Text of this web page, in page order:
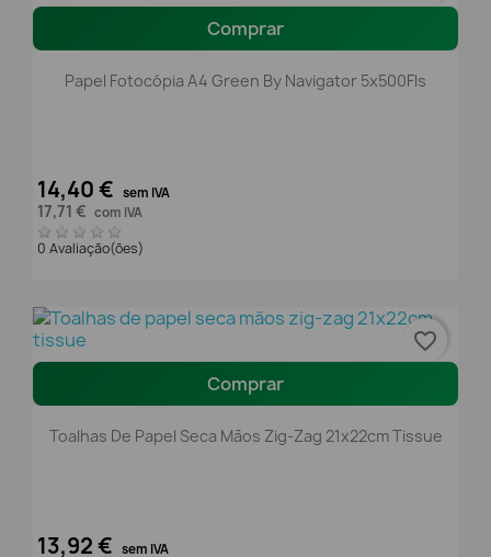
Comprar
Papel Fotocópia A4 Green By Navigator 5x500Fls
14,40 € sem IVA
17,71 € com IVA
0 Avaliação(ões)
Comprar
Toalhas De Papel Seca Mãos Zig-Zag 21x22cm Tissue
13,92 € sem IVA
favorite_border